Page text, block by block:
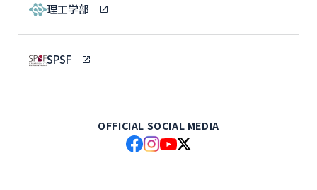
理工学部
SPSF
OFFICIAL SOCIAL MEDIA